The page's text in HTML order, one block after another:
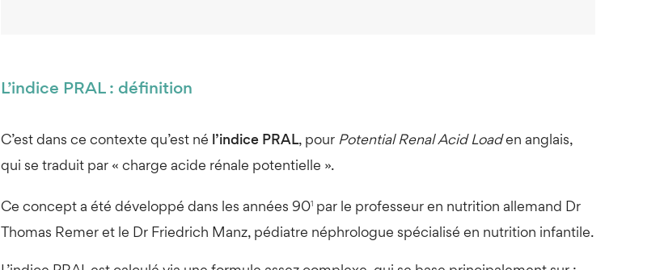
L’indice PRAL : définition
C’est dans ce contexte qu’est né l’indice PRAL, pour Potential Renal Acid Loaden anglais,
qui se traduit par « charge acide rénale potentielle ».
Ce concept a été développé dans les années 901
par le professeur en nutrition allemand Dr
Thomas Remer et le Dr Friedrich Manz, pédiatre néphrologue spécialisé en nutrition infantile.